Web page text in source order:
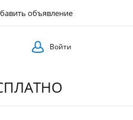
объявление
Войти